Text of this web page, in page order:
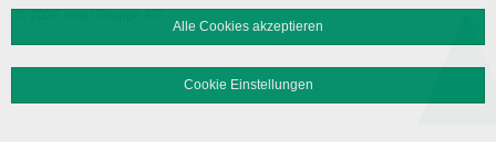
Alle Cookies akzeptieren
Cookie Einstellungen